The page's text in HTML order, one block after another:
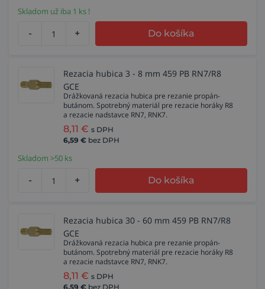
Skladom už iba 1 ks !
- + Do košíka
Rezacia hubica 3 - 8 mm 459 PB RN7/R8
GCE
Drážkovaná rezacia hubica pre rezanie propán-
butánom. Spotrebný materiál pre rezacie horáky R8
a rezacie nadstavce RN7, RNK7.
8,11 € s DPH
6,59 € bez DPH
Skladom >50 ks
- + Do košíka
Rezacia hubica 30 - 60 mm 459 PB RN7/R8
GCE
Drážkovaná rezacia hubica pre rezanie propán-
butánom. Spotrebný materiál pre rezacie horáky R8
a rezacie nadstavce RN7, RNK7.
8,11 € s DPH
6,59 € bez DPH